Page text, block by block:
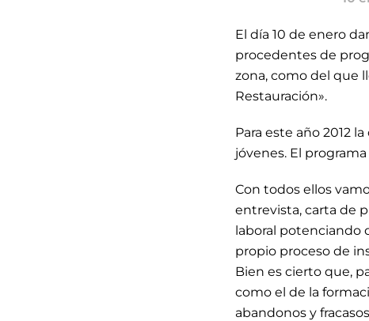
El día 10 de enero
procedentes de
zona, como del que
Restauración».
Para este año 2012
jóvenes. El
Con todos ellos
entrevista, carta de
laboral potenciando
propio proceso de
Bien es cierto que,
como el de la
abandonos y